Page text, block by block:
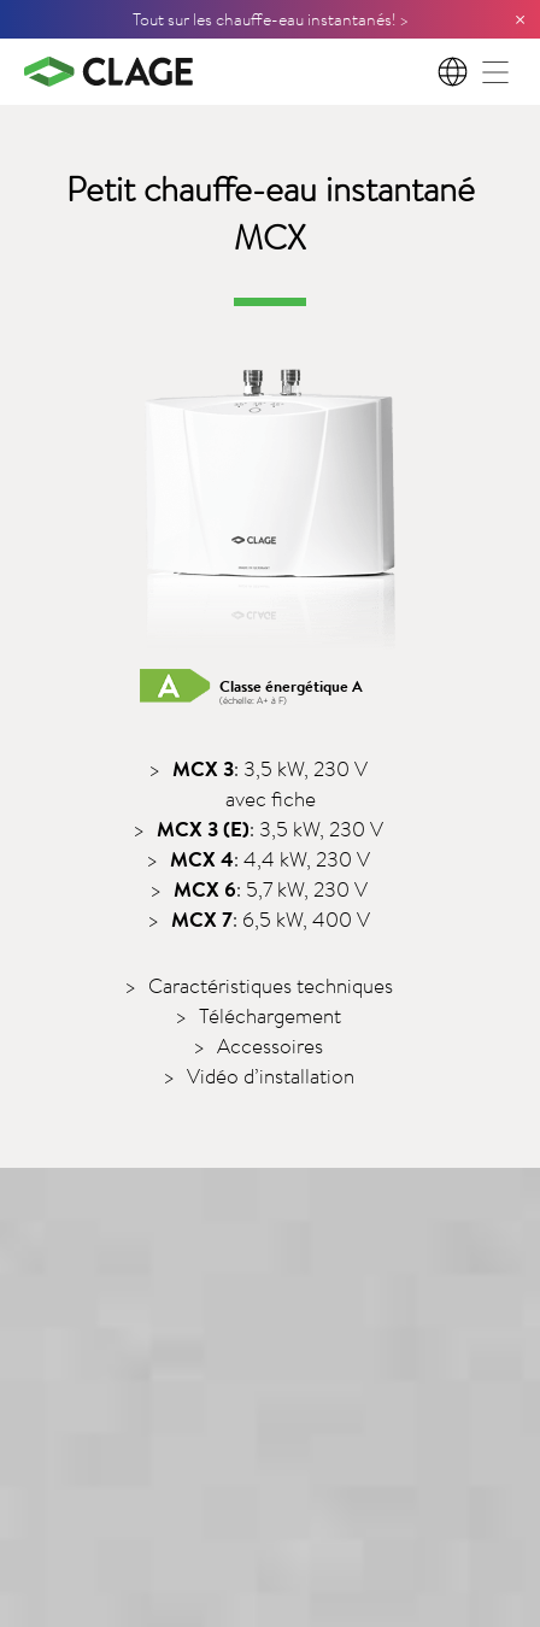
Tout sur les chauffe-eau instantanés! > ×
FR
Petit chauffe-eau instantané
MCX
Classe énergétique A
(échelle: A+ à F)
MCX 3: 3,5 kW, 230 V
avec fiche
MCX 3 (E): 3,5 kW, 230 V
MCX 4: 4,4 kW, 230 V
MCX 6: 5,7 kW, 230 V
MCX 7: 6,5 kW, 400 V
Caractéristiques techniques
Téléchargement
Accessoires
Vidéo d’installation